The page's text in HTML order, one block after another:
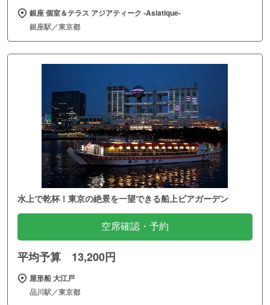
銀座 個室＆テラス アジアティーク ‐Asiatique‐
銀座駅／東京都
水上で乾杯！東京の絶景を一望できる船上ビアガーデン
空席確認・予約
平均予算 13,200円
屋形船 大江戸
品川駅／東京都